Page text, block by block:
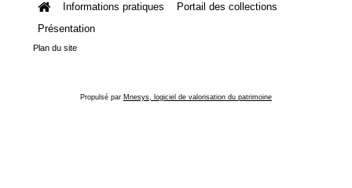
Informations pratiques
Portail des collections
Présentation
Plan du site
Propulsé par Mnesys, logiciel de valorisation du patrimoine